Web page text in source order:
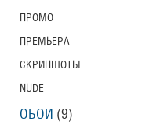
ПРОМО
ПРЕМЬЕРА
СКРИНШОТЫ
NUDE
ОБОИ (9)